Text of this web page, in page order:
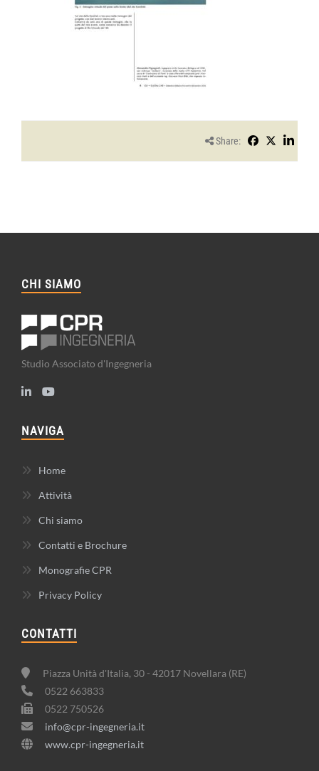
Share:
CHI SIAMO
Studio Associato d'Ingegneria
NAVIGA
Home
Attività
Chi siamo
Contatti e Brochure
Monografie CPR
Privacy Policy
CONTATTI
Piazza Unità d'Italia, 30 - 42017 Novellara (RE)
0522 663833
0522 750526
info@cpr-ingegneria.it
www.cpr-ingegneria.it